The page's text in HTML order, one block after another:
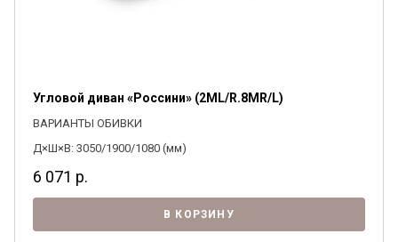
Угловой диван «Россини» (2ML/R.8MR/L)
ВАРИАНТЫ ОБИВКИ
Д×Ш×В: 3050/1900/1080 (мм)
6 071 р.
В КОРЗИНУ